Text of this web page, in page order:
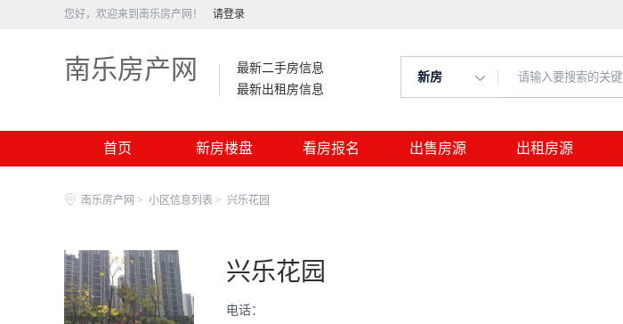
您好，欢迎来到南乐房产网！ 请登录
南乐房产网
最新二手房信息
最新出租房信息
新房
首页 新房楼盘 看房报名 出售房源 出租房源
南乐房产网 > 小区信息列表 > 兴乐花园
兴乐花园
电话：